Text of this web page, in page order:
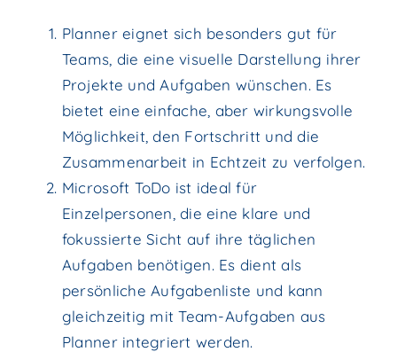
Planner eignet sich besonders gut für
Teams, die eine visuelle Darstellung ihrer
Projekte und Aufgaben wünschen. Es
bietet eine einfache, aber wirkungsvolle
Möglichkeit, den Fortschritt und die
Zusammenarbeit in Echtzeit zu verfolgen.
Microsoft ToDo ist ideal für
Einzelpersonen, die eine klare und
fokussierte Sicht auf ihre täglichen
Aufgaben benötigen. Es dient als
persönliche Aufgabenliste und kann
gleichzeitig mit Team-Aufgaben aus
Planner integriert werden.